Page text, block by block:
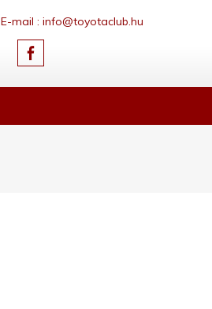
E-mail : info@toyotaclub.hu